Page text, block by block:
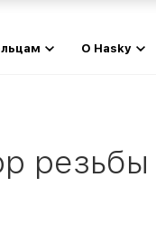
О Hasky